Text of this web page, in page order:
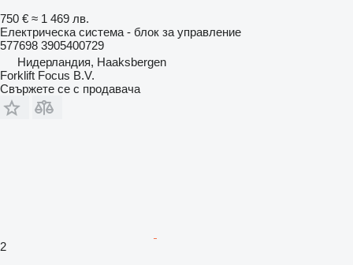
750 € ≈ 1 469 лв.
Електрическа система - блок за управление
577698 3905400729
Нидерландия, Haaksbergen
Forklift Focus B.V.
Свържете се с продавача
2